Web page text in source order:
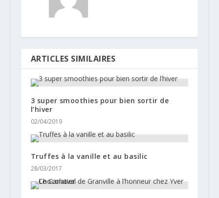
ARTICLES SIMILAIRES
3 super smoothies pour bien sortir de
l’hiver
02/04/2019
Truffes à la vanille et au basilic
28/03/2017